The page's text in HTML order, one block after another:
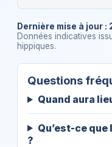
Dernière mise à jour :
Données indicatives
hippiques.
Questions
Quand aura
Qu’est-ce que
?